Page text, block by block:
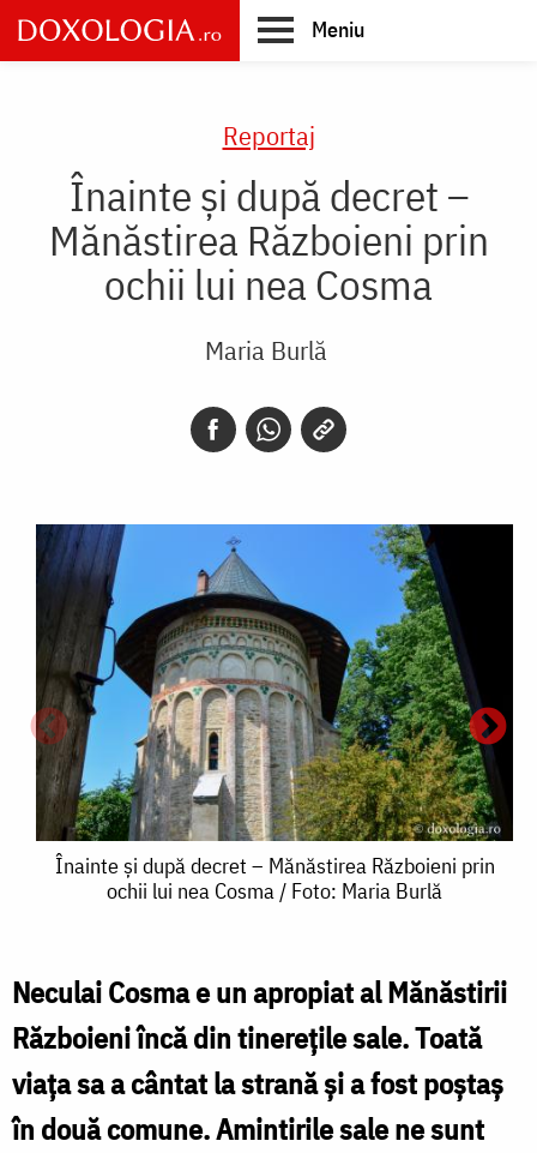
Skip
to
main
Meniu
Reportaj
Înainte și după decret –
Mănăstirea Războieni prin
ochii lui nea Cosma
Maria Burlă
Înainte
decret
–
Mănăstirea
Războieni
Înainte și după decret – Mănăstirea Războieni prin
ochii lui nea Cosma / Foto: Maria Burlă
Neculai Cosma e un apropiat al Mănăstirii
Războieni încă din tinerețile sale. Toată
viața sa a cântat la strană și a fost poştaş
în două comune. Amintirile sale ne sunt